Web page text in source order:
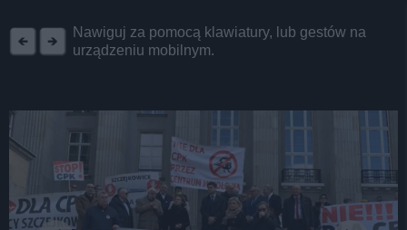
Nawiguj za pomocą klawiatury, lub gestów na
urządzeniu mobilnym.